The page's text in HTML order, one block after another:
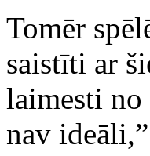
Tomēr
saistīti ar
laimesti
nav